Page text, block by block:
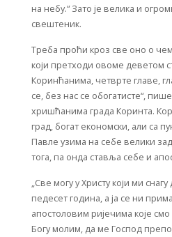
на небу.“ Зато је велика и
свештеник.
Треба проћи кроз све оно о
који претходи овоме деветом
Коринћанима, четврте главе,
се, без нас се обогатисте“,
хришћанима града Коринта.
град, богат економски, али са
Павле узима на себе велики
тога, па онда ставља себе и
„Све могу у Христу који ми
педесет година, а ја се ни
апостоловим ријечима које смо
Богу молим, да ме Господ